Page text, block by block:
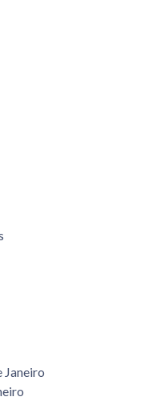
Janeiro